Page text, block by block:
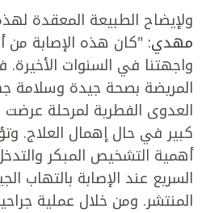
ولإيضاح الطبيعة المعقدة
مهدي: "كان هذه الإصابة من
واجهتنا في السنوات
المريضة بصحة جيدة وسلامة
العدوى الفطرية لمرحلة
كبير في حال إهمال العلاج.
أهمية التشخيص المبكر
السريع عند الإصابة بالتهاب
المنتشر. ومن خلال عملية